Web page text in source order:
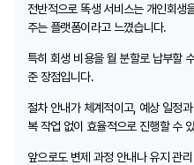
전반적으로 똑생 서비스는 개인회생
주는 플랫폼이라고 느꼈습니다.
특히 회생 비용을 월 분할로 납부할
준 장점입니다.
절차 안내가 체계적이고, 예상 일정
복 작업 없이 효율적으로 진행할 수
앞으로도 변제 과정 안내나 유지 관